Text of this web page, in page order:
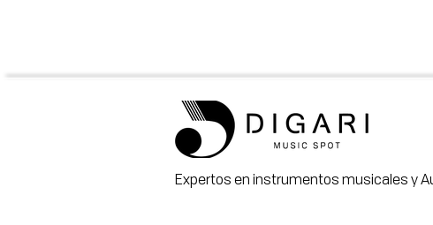
Expertos en instrumentos musicales y